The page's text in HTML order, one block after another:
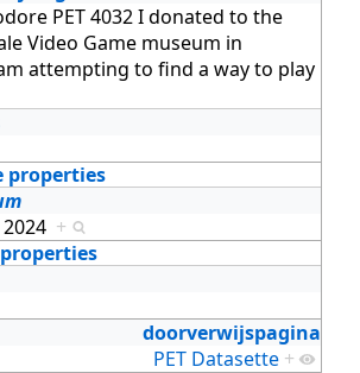
PET 4032 I donated to the
Video Game museum in
attempting to find a way to play
properties
+
doorverwijspagina
PET Datasette +